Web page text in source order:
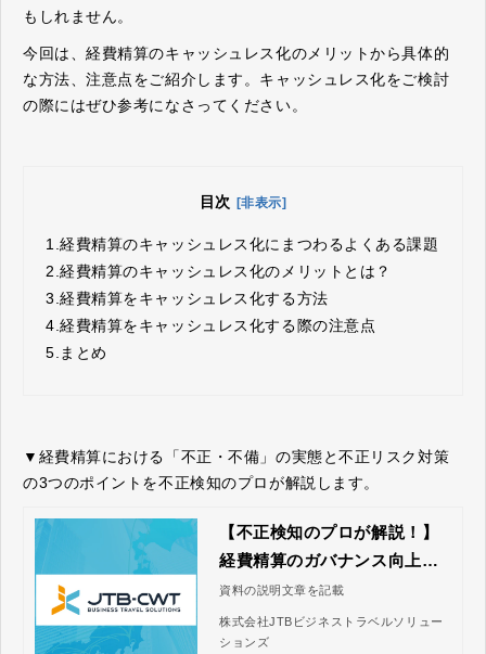
もしれません。
今回は、経費精算のキャッシュレス化のメリットから具体的
な方法、注意点をご紹介します。キャッシュレス化をご検討
の際にはぜひ参考になさってください。
目次 [非表示]
1.経費精算のキャッシュレス化にまつわるよくある課題
2.経費精算のキャッシュレス化のメリットとは？
3.経費精算をキャッシュレス化する方法
4.経費精算をキャッシュレス化する際の注意点
5.まとめ
▼経費精算における「不正・不備」の実態と不正リスク対策
の3つのポイントを不正検知のプロが解説します。
【不正検知のプロが解説！】
経費精算のガバナンス向上の
ためのポイント3選｜株式会社
JTBビジネストラベルソリュ
ーションズ
資料の説明文章を記載
株式会社JTBビジネストラベルソリュー
ションズ